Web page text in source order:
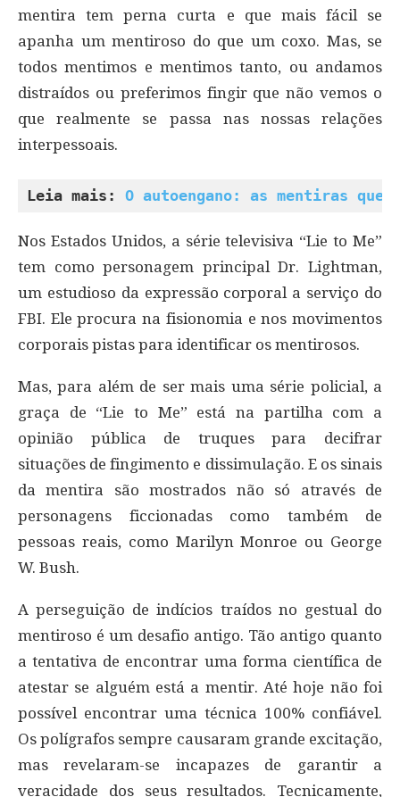
mentira tem perna curta e que mais fácil se
apanha um mentiroso do que um coxo. Mas, se
todos mentimos e mentimos tanto, ou andamos
distraídos ou preferimos fingir que não vemos o
que realmente se passa nas nossas relações
interpessoais.
Leia mais: O autoengano: as mentiras que
Nos Estados Unidos, a série televisiva “Lie to Me”
tem como personagem principal Dr. Lightman,
um estudioso da expressão corporal a serviço do
FBI. Ele procura na fisionomia e nos movimentos
corporais pistas para identificar os mentirosos.
Mas, para além de ser mais uma série policial, a
graça de “Lie to Me” está na partilha com a
opinião pública de truques para decifrar
situações de fingimento e dissimulação. E os sinais
da mentira são mostrados não só através de
personagens ficcionadas como também de
pessoas reais, como Marilyn Monroe ou George
W. Bush.
A perseguição de indícios traídos no gestual do
mentiroso é um desafio antigo. Tão antigo quanto
a tentativa de encontrar uma forma científica de
atestar se alguém está a mentir. Até hoje não foi
possível encontrar uma técnica 100% confiável.
Os polígrafos sempre causaram grande excitação,
mas revelaram-se incapazes de garantir a
veracidade dos seus resultados. Tecnicamente,